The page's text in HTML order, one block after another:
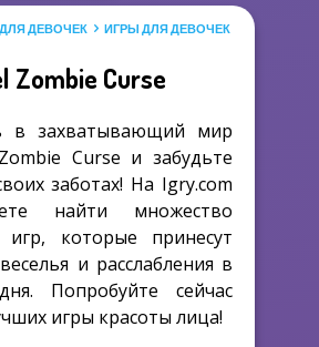
ДЕВОЧЕК ИГРЫ ДЛЯ ДЕВОЧЕК САЛОН
Zombie Curse
в захватывающий мир
Curse и забудьте
заботах! На Igry.com
найти множество
игр, которые принесут
и расслабления в
Попробуйте сейчас
игры красоты лица!